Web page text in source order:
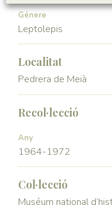
Génere
Leptolepis
Localitat
Pedrera de Meià
Recol·lecció
Any
1964-1972
Col·lecció
Muséum national